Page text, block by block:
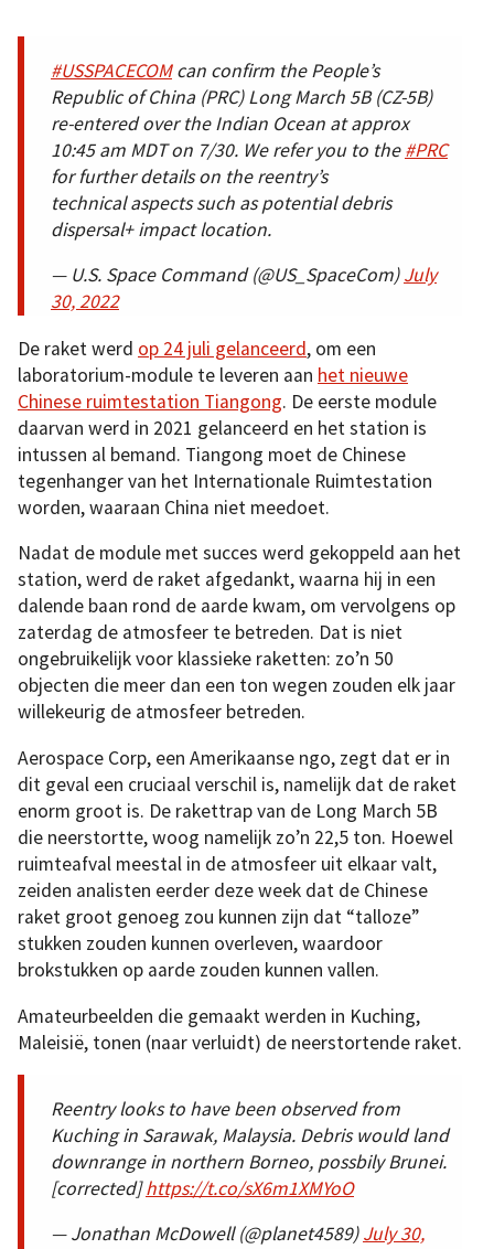
#USSPACECOMcan confirm the People’s
Republic of China (PRC) Long March 5B (CZ-5B)
re-entered over the Indian Ocean at approx
10:45 am MDT on 7/30. We refer you to the#PRC
for further details on the reentry’s
technical aspects such as potential debris
dispersal+ impact location.
— U.S. Space Command (@US_SpaceCom)July
30, 2022
De raket werd op 24 juli gelanceerd, om een
laboratorium-module te leveren aan het nieuwe
Chinese ruimtestation Tiangong. De eerste module
daarvan werd in 2021 gelanceerd en het station is
intussen al bemand. Tiangong moet de Chinese
tegenhanger van het Internationale Ruimtestation
worden, waaraan China niet meedoet.
Nadat de module met succes werd gekoppeld aan het
station, werd de raket afgedankt, waarna hij in een
dalende baan rond de aarde kwam, om vervolgens op
zaterdag de atmosfeer te betreden. Dat is niet
ongebruikelijk voor klassieke raketten: zo’n 50
objecten die meer dan een ton wegen zouden elk jaar
willekeurig de atmosfeer betreden.
Aerospace Corp, een Amerikaanse ngo, zegt dat er in
dit geval een cruciaal verschil is, namelijk dat de raket
enorm groot is. De rakettrap van de Long March 5B
die neerstortte, woog namelijk zo’n 22,5 ton. Hoewel
ruimteafval meestal in de atmosfeer uit elkaar valt,
zeiden analisten eerder deze week dat de Chinese
raket groot genoeg zou kunnen zijn dat “talloze”
stukken zouden kunnen overleven, waardoor
brokstukken op aarde zouden kunnen vallen.
Amateurbeelden die gemaakt werden in Kuching,
Maleisië, tonen (naar verluidt) de neerstortende raket.
Reentry looks to have been observed from
Kuching in Sarawak, Malaysia. Debris would land
downrange in northern Borneo, possbily Brunei.
[corrected]https://t.co/sX6m1XMYoO
— Jonathan McDowell (@planet4589)July 30,